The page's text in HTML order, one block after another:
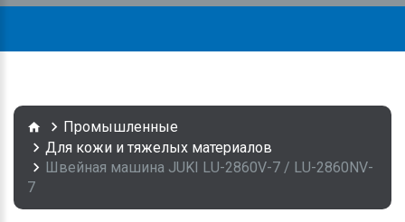
Промышленные
Для кожи и тяжелых материалов
Швейная машина JUKI LU-2860V-7 / LU-2860NV-
7